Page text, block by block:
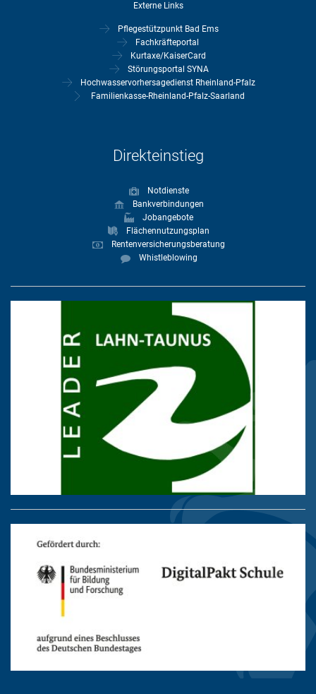
Externe Links
Pflegestützpunkt Bad Ems
Fachkräfteportal
Kurtaxe/KaiserCard
Störungsportal SYNA
Hochwasservorhersagedienst Rheinland-Pfalz
Familienkasse-Rheinland-Pfalz-Saarland
Direkteinstieg
Notdienste
Bankverbindungen
Jobangebote
Flächennutzungsplan
Rentenversicherungsberatung
Whistleblowing